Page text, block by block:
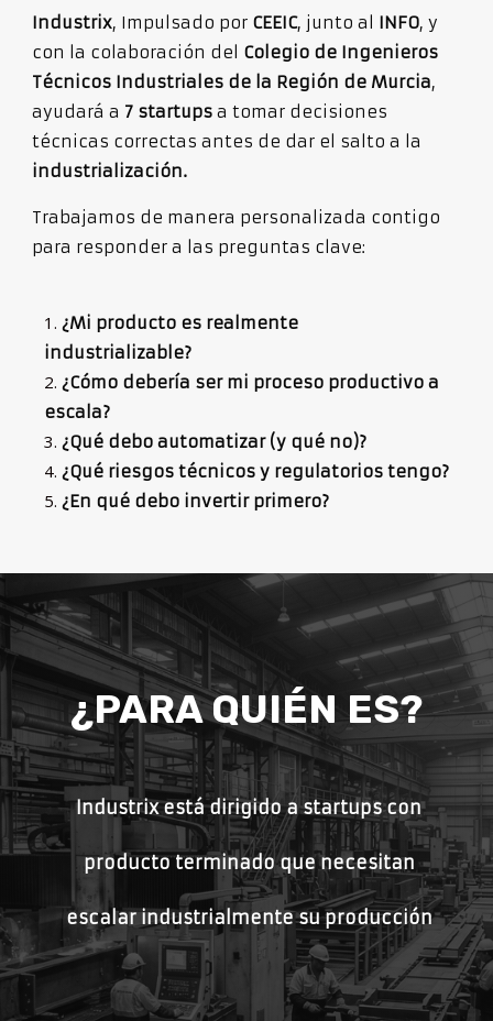
Industrix, Impulsado por CEEIC, junto al INFO, y
con la colaboración del Colegio de Ingenieros
Técnicos Industriales de la Región de Murcia,
ayudará a 7 startups a tomar decisiones
técnicas correctas antes de dar el salto a la
industrialización.
Trabajamos de manera personalizada contigo
para responder a las preguntas clave:
¿Mi producto es realmente
industrializable?
¿Cómo debería ser mi proceso productivo a
escala?
¿Qué debo automatizar (y qué no)?
¿Qué riesgos técnicos y regulatorios tengo?
¿En qué debo invertir primero?
¿PARA QUIÉN ES?
Industrix está dirigido a startups con
producto terminado que necesitan
escalar industrialmente su producción